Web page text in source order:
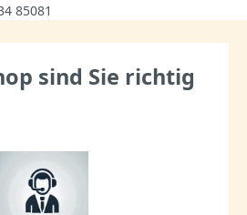
85081
sind Sie richtig